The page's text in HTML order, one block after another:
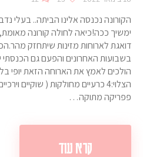
הקורונה נכנסה אלינו הביתה.. בעלי
ימשיך ככה!כיאה לחולה קורונה
דואגת לארוחות מזינות שיתחזק
בשבועות האחרונים והפעם גם הכנסתי
הולכים לאמץ את הארוחה הזאת יופי
פפריקה מתוקה…
קרא עוד